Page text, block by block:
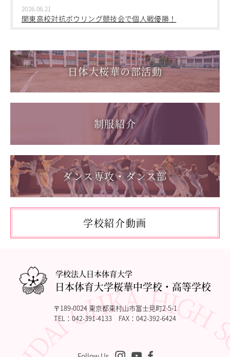
2026.03.05
第三回桜華中学校あいさつ＋ひと言運動
2025.08.22
第55回全国中学校バスケットボール大会 サンアリーナせ
んだいin鹿児島
2026.06.21
関東高校対抗ボウリング競技会で個人戦優勝！
1学年総合スポーツコース キャンプ実習を実施しまし
た
2026.06.05
「日本選手権水泳競技大会」に出場しました。
「59th Japan Rookies Cup 2026」に出場しました。
2026.05.17
「第62回東日本選手権大会」に出場しました。
2026.05.10
「国民スポーツ大会東京都予選」に出場しました。
2026.05.03
「THE DANCE WORLDS 2026」に出場しました。
2026.04.27
日体大桜華の部活動
制服紹介
ダンス専攻・ダンス部
学校紹介動画
学校法人日本体育大学
日本体育大学桜華中学校・高等学校
〒189-0024 東京都東村山市富士見町2-5-1
TEL：042-391-4133 FAX：042-392-6424